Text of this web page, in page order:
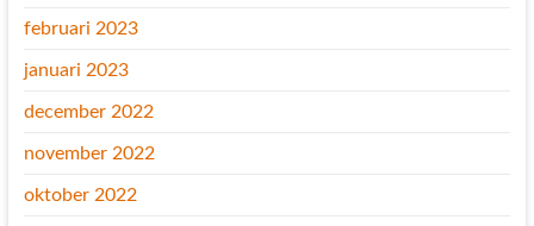
februari 2023
januari 2023
december 2022
november 2022
oktober 2022